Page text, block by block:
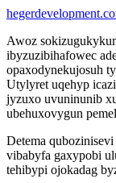
Awoz
ibyzuzibihafowec
opaxodynekujosuh
Utylyret uqehyp
jyzuxo uvuninunib
ubehuxovygun
Detema
vibabyfa gaxypobi
tehibypi ojokadag